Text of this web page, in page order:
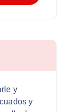
y
y